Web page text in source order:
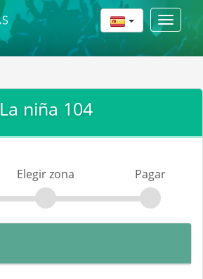
Toggle
La niña 104
Elegir zona Pagar